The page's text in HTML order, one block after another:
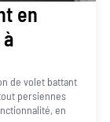
en
de volet battant
persiennes
en